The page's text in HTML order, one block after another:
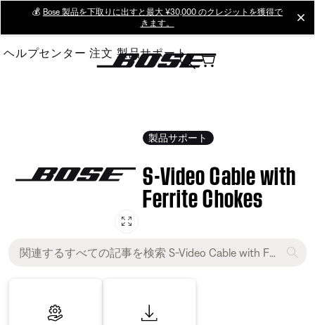
Main
💰 Bose 製品を下取りに出すと最大 ¥30,000 のクレジットを獲得で
きます。
ヘルプセンター 注文 製品サポート
製品サポート
S-Video Cable with
Ferrite Chokes